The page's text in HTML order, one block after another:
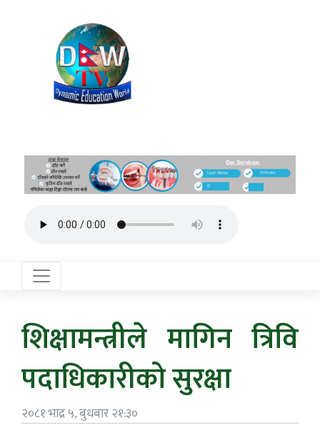
शिक्षामन्त्रीले मागिन त्रिवि
पदाधिकारीको सुरक्षा
२०८१ भाद्र ५, बुधबार २१:३०